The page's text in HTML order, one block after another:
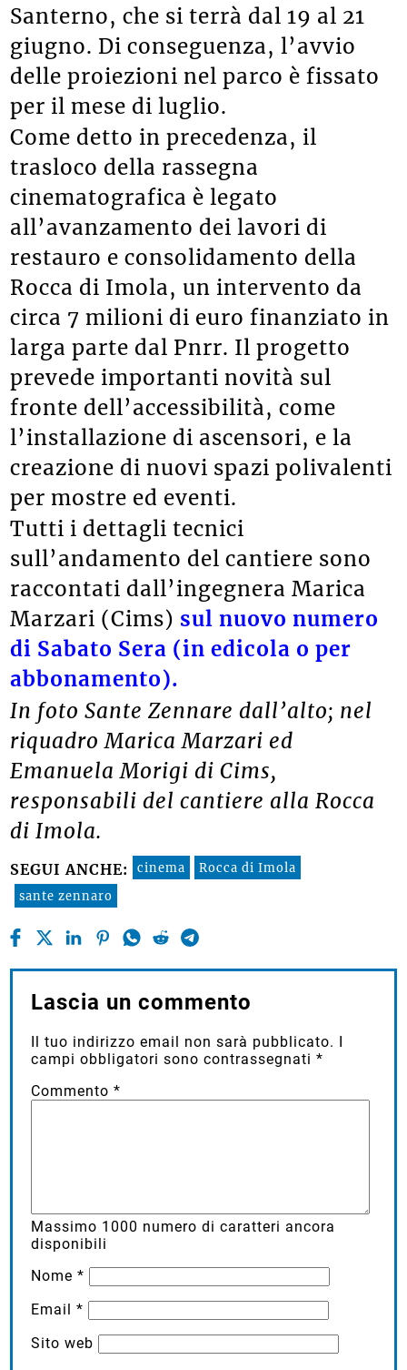
Santerno, che si terrà dal 19 al 21
giugno. Di conseguenza, l’avvio
delle proiezioni nel parco è fissato
per il mese di luglio.
Come detto in precedenza, il
trasloco della rassegna
cinematografica è legato
all’avanzamento dei lavori di
restauro e consolidamento della
Rocca di Imola, un intervento da
circa 7 milioni di euro finanziato in
larga parte dal Pnrr. Il progetto
prevede importanti novità sul
fronte dell’accessibilità, come
l’installazione di ascensori, e la
creazione di nuovi spazi polivalenti
per mostre ed eventi.
Tutti i dettagli tecnici
sull’andamento del cantiere sono
raccontati dall’ingegnera Marica
Marzari (Cims) sul nuovo numero
di Sabato Sera (in edicola o per
abbonamento).
In foto Sante Zennare dall’alto; nel
riquadro Marica Marzari ed
Emanuela Morigi di Cims,
responsabili del cantiere alla Rocca
di Imola.
SEGUI ANCHE: cinema
Rocca di Imola
sante zennaro
Lascia un commento
Il tuo indirizzo email non sarà pubblicato. I
campi obbligatori sono contrassegnati*
Commento*
Massimo 1000 numero di caratteri ancora
disponibili
Nome*
Email*
Sito web